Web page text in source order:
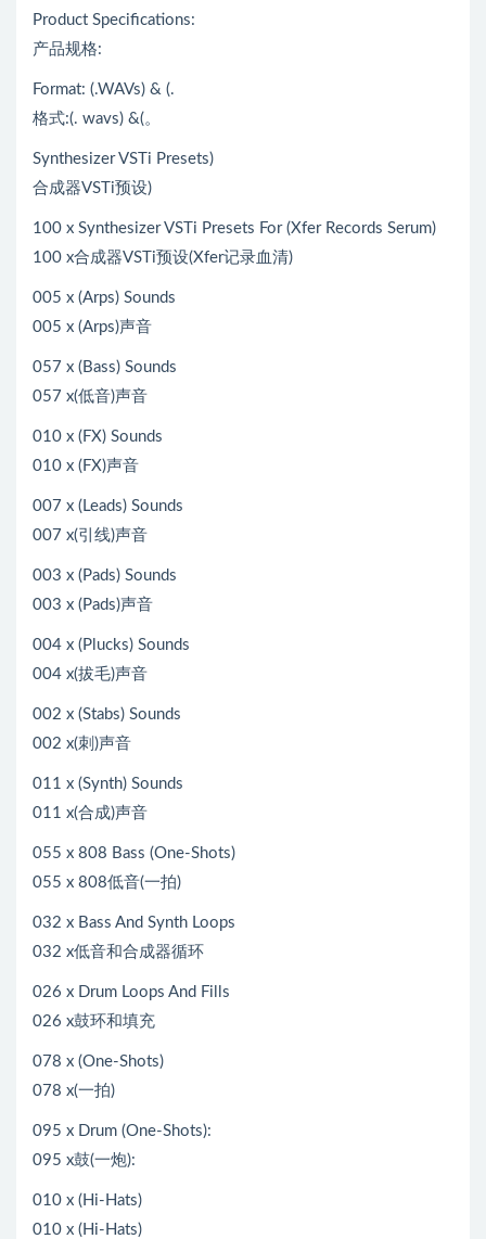
Product Specifications:
产品规格:
Format: (.WAVs) & (.
格式:(. wavs) &(。
Synthesizer VSTi Presets)
合成器VSTi预设)
100 x Synthesizer VSTi Presets For (Xfer Records Serum)
100 x合成器VSTi预设(Xfer记录血清)
005 x (Arps) Sounds
005 x (Arps)声音
057 x (Bass) Sounds
057 x(低音)声音
010 x (FX) Sounds
010 x (FX)声音
007 x (Leads) Sounds
007 x(引线)声音
003 x (Pads) Sounds
003 x (Pads)声音
004 x (Plucks) Sounds
004 x(拔毛)声音
002 x (Stabs) Sounds
002 x(刺)声音
011 x (Synth) Sounds
011 x(合成)声音
055 x 808 Bass (One-Shots)
055 x 808低音(一拍)
032 x Bass And Synth Loops
032 x低音和合成器循环
026 x Drum Loops And Fills
026 x鼓环和填充
078 x (One-Shots)
078 x(一拍)
095 x Drum (One-Shots):
095 x鼓(一炮):
010 x (Hi-Hats)
010 x (Hi-Hats)